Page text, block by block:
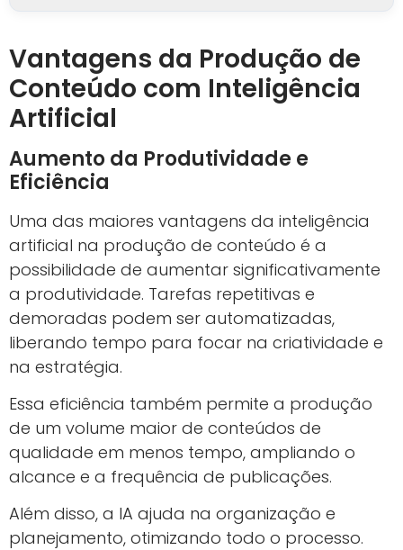
Vantagens da Produção de
Conteúdo com Inteligência
Artificial
Aumento da Produtividade e
Eficiência
Uma das maiores vantagens da inteligência
artificial na produção de conteúdo é a
possibilidade de aumentar significativamente
a produtividade. Tarefas repetitivas e
demoradas podem ser automatizadas,
liberando tempo para focar na criatividade e
na estratégia.
Essa eficiência também permite a produção
de um volume maior de conteúdos de
qualidade em menos tempo, ampliando o
alcance e a frequência de publicações.
Além disso, a IA ajuda na organização e
planejamento, otimizando todo o processo.